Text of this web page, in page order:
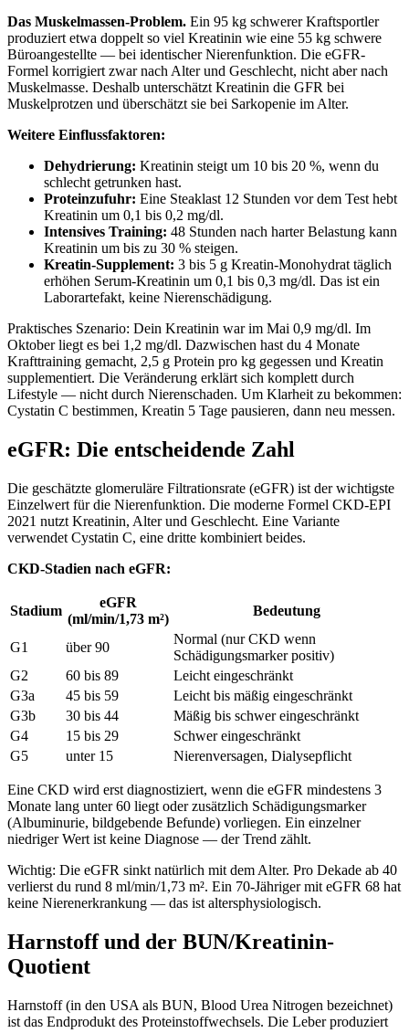
Das Muskelmassen-Problem. Ein 95 kg schwerer Kraftsportler
produziert etwa doppelt so viel Kreatinin wie eine 55 kg schwere
Büroangestellte — bei identischer Nierenfunktion. Die eGFR-
Formel korrigiert zwar nach Alter und Geschlecht, nicht aber nach
Muskelmasse. Deshalb unterschätzt Kreatinin die GFR bei
Muskelprotzen und überschätzt sie bei Sarkopenie im Alter.
Weitere Einflussfaktoren:
Dehydrierung: Kreatinin steigt um 10 bis 20 %, wenn du
schlecht getrunken hast.
Proteinzufuhr: Eine Steaklast 12 Stunden vor dem Test hebt
Kreatinin um 0,1 bis 0,2 mg/dl.
Intensives Training: 48 Stunden nach harter Belastung kann
Kreatinin um bis zu 30 % steigen.
Kreatin-Supplement: 3 bis 5 g Kreatin-Monohydrat täglich
erhöhen Serum-Kreatinin um 0,1 bis 0,3 mg/dl. Das ist ein
Laborartefakt, keine Nierenschädigung.
Praktisches Szenario: Dein Kreatinin war im Mai 0,9 mg/dl. Im
Oktober liegt es bei 1,2 mg/dl. Dazwischen hast du 4 Monate
Krafttraining gemacht, 2,5 g Protein pro kg gegessen und Kreatin
supplementiert. Die Veränderung erklärt sich komplett durch
Lifestyle — nicht durch Nierenschaden. Um Klarheit zu bekommen:
Cystatin C bestimmen, Kreatin 5 Tage pausieren, dann neu messen.
eGFR: Die entscheidende Zahl
Die geschätzte glomeruläre Filtrationsrate (eGFR) ist der wichtigste
Einzelwert für die Nierenfunktion. Die moderne Formel CKD-EPI
2021 nutzt Kreatinin, Alter und Geschlecht. Eine Variante
verwendet Cystatin C, eine dritte kombiniert beides.
CKD-Stadien nach eGFR:
Stadium
eGFR
(ml/min/1,73 m²)
Bedeutung
G1 über 90
Normal (nur CKD wenn
Schädigungsmarker positiv)
G2
60 bis 89
Leicht eingeschränkt
G3a
45 bis 59
Leicht bis mäßig eingeschränkt
G3b
30 bis 44
Mäßig bis schwer eingeschränkt
G4
15 bis 29
Schwer eingeschränkt
G5
unter 15 Nierenversagen, Dialysepflicht
Eine CKD wird erst diagnostiziert, wenn die eGFR mindestens 3
Monate lang unter 60 liegt oder zusätzlich Schädigungsmarker
(Albuminurie, bildgebende Befunde) vorliegen. Ein einzelner
niedriger Wert ist keine Diagnose — der Trend zählt.
Wichtig: Die eGFR sinkt natürlich mit dem Alter. Pro Dekade ab 40
verlierst du rund 8 ml/min/1,73 m². Ein 70-Jähriger mit eGFR 68 hat
keine Nierenerkrankung — das ist altersphysiologisch.
Harnstoff und der BUN/Kreatinin-
Quotient
Harnstoff (in den USA als BUN, Blood Urea Nitrogen bezeichnet)
ist das Endprodukt des Proteinstoffwechsels. Die Leber produziert